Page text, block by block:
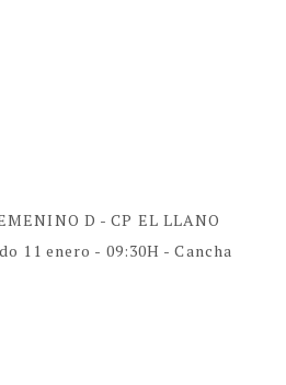
D - CP EL LLANO
11 enero - 09:30H - Cancha